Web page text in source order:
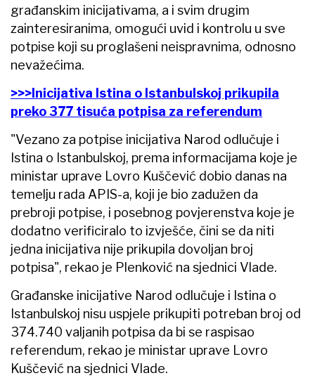
građanskim inicijativama, a i svim drugim
zainteresiranima, omogući uvid i kontrolu u sve
potpise koji su proglašeni neispravnima, odnosno
nevažećima.
>>>Inicijativa Istina o Istanbulskoj prikupila
preko 377 tisuća potpisa za referendum
"Vezano za potpise inicijativa Narod odlučuje i
Istina o Istanbulskoj, prema informacijama koje je
ministar uprave Lovro Kuščević dobio danas na
temelju rada APIS-a, koji je bio zadužen da
prebroji potpise, i posebnog povjerenstva koje je
dodatno verificiralo to izvješće, čini se da niti
jedna inicijativa nije prikupila dovoljan broj
potpisa", rekao je Plenković na sjednici Vlade.
Građanske inicijative Narod odlučuje i Istina o
Istanbulskoj nisu uspjele prikupiti potreban broj od
374.740 valjanih potpisa da bi se raspisao
referendum, rekao je ministar uprave Lovro
Kuščević na sjednici Vlade.